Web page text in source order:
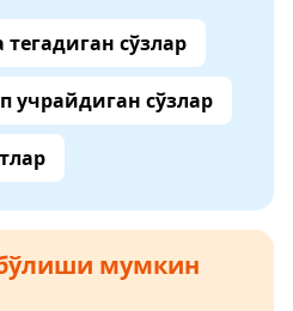
сўзлар
учрайдиган сўзлар
мумкин